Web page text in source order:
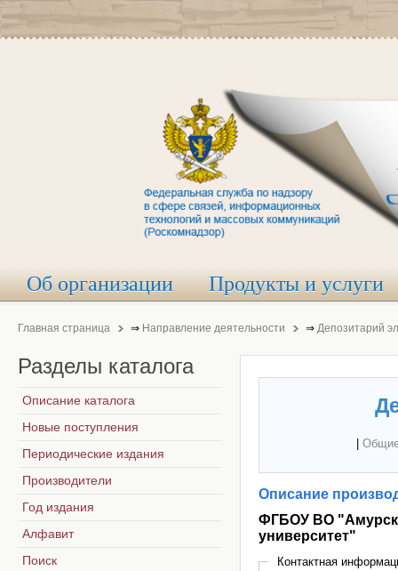
Об организации Продукты и услуги
Главная страница ⇒ Направление деятельности ⇒ Депозитарий
Описание
ФГБОУ ВО
университет"
Контактная
Разделы каталога
Описание каталога
Новые поступления
Периодические издания
Производители
Год издания
Алфавит
Поиск